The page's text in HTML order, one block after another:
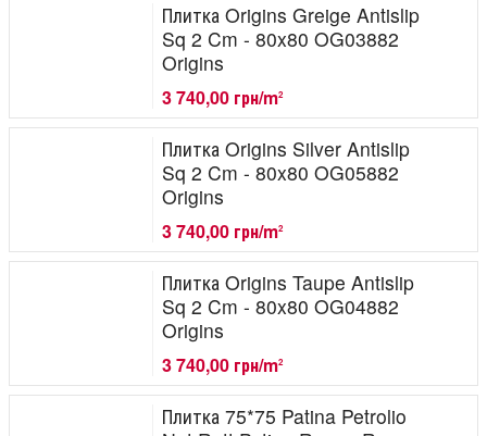
Плитка Origins Greige Antislip
Sq 2 Cm - 80x80 OG03882
Origins
3 740,00 грн/m2
Плитка Origins Silver Antislip
Sq 2 Cm - 80x80 OG05882
Origins
3 740,00 грн/m2
Плитка Origins Taupe Antislip
Sq 2 Cm - 80x80 OG04882
Origins
3 740,00 грн/m2
Плитка 75*75 Patina Petrolio